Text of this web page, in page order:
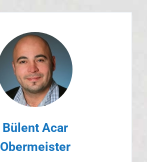
Bülent Acar
Obermeister